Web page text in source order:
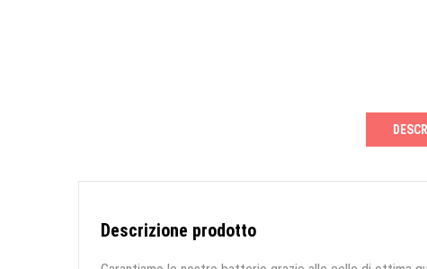
Descrizione prodotto